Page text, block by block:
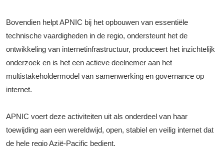
Bovendien helpt APNIC bij het opbouwen van essentiële
technische vaardigheden in de regio, ondersteunt het de
ontwikkeling van internetinfrastructuur, produceert het inzichtelijk
onderzoek en is het een actieve deelnemer aan het
multistakeholdermodel van samenwerking en governance op
internet.
APNIC voert deze activiteiten uit als onderdeel van haar
toewijding aan een wereldwijd, open, stabiel en veilig internet dat
de hele regio Azië-Pacific bedient.